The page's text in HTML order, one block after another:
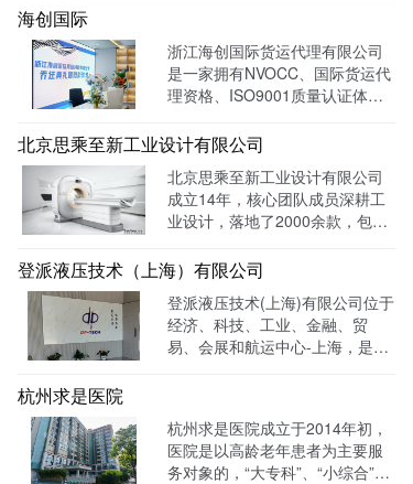
品展示的主要目的，目前全网曝
光量：992915次。
海创国际
浙江海创国际货运代理有限公司
是一家拥有NVOCC、国际货运代
理资格、ISO9001质量认证体系
公司。 官网上线一年多，全网曝
光量：226958次。
北京思乘至新工业设计有限公司
北京思乘至新工业设计有限公司
成立14年，核心团队成员深耕工
业设计，落地了2000余款，包括
功案例。选择LTD枢纽云搭建升
级数字化官网，提高品牌形象和
专业度。目前官网运行全网曝光
数已达到208W+
登派液压技术（上海）有限公司
登派液压技术(上海)有限公司位于
经济、科技、工业、金融、贸
易、会展和航运中心-上海，是一
网全网曝光数达779498次。
杭州求是医院
杭州求是医院成立于2014年初，
医院是以高龄老年患者为主要服
务对象的，“大专科”、“小综合”为